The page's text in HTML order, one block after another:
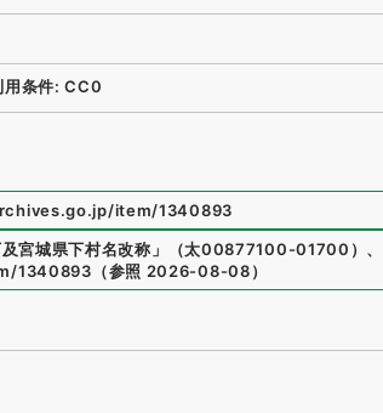
用条件: CC0
item/1340893
宮城県下村名改称 」 （太00877100-01700 ） 、
1340893 （参照 2026-08-08）